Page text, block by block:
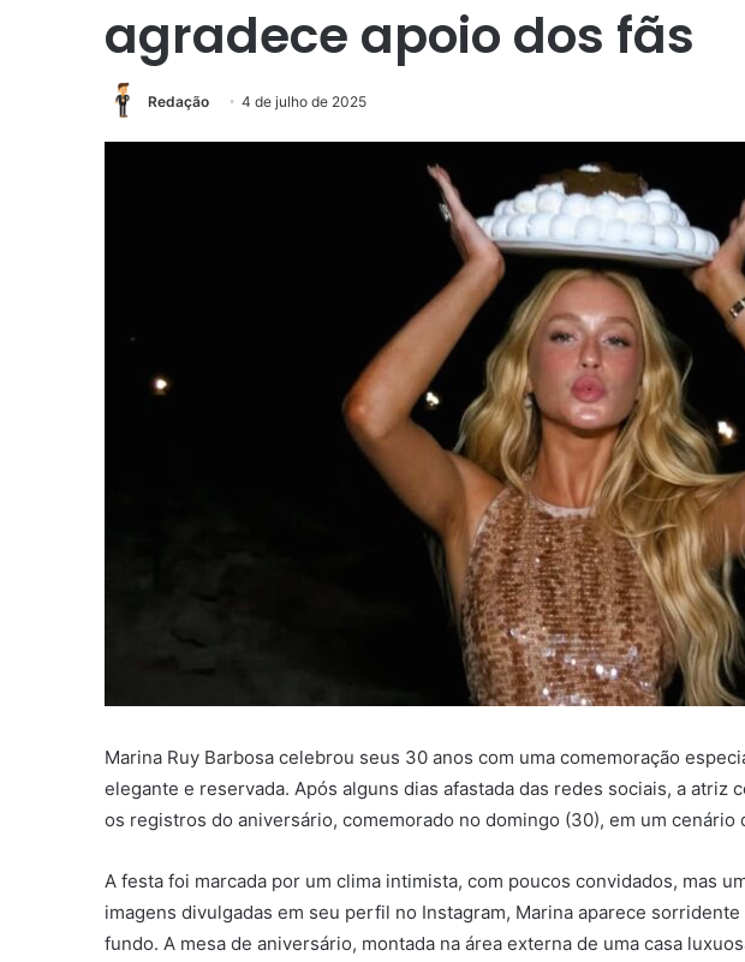
agradece apoio dos fãs
Redação 4 de julho de 2025
Marina Ruy Barbosa celebrou seus 30 anos com uma comemoração
elegante e reservada. Após alguns dias afastada das redes sociais, a atriz
os registros do aniversário, comemorado no domingo (30), em um cenário
A festa foi marcada por um clima intimista, com poucos convidados, mas
imagens divulgadas em seu perfil no Instagram, Marina aparece
fundo. A mesa de aniversário, montada na área externa de uma casa